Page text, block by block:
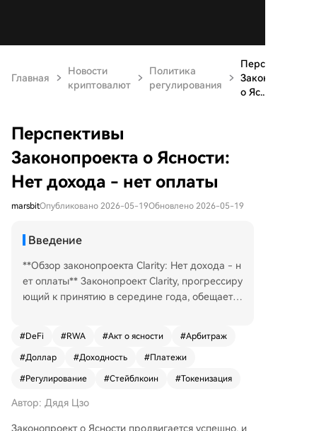
Главная
Новости
криптовалют
Политика
регулирования
Перспективы
Законопроекта
о Яс...
Перспективы
Законопроекта о Ясности:
Нет дохода - нет оплаты
marsbitОпубликовано 2026-05-19Обновлено 2026-05-19
Введение
**Обзор законопроекта Clarity: Нет дохода - н
ет оплаты** Законопроект Clarity, прогрессиру
ющий к принятию в середине года, обещает с
ый запрет на пассивное начисление проценто
в по стейблкоинам может изменить ландшафт.
Анализ показывает, что более ранний законоп
заложил основу для "платежных стейблкоино
#DeFi #RWA #Акт о ясности #Арбитраж
#Доллар #Доходность #Платежи
#Регулирование #Стейблкоин #Токенизация
Автор: Дядя Цзо
Законопроект о Ясности продвигается успешно, и